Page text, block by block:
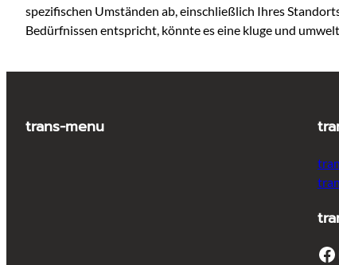
spezifischen Umständen ab, einschließlich Ihres
Bedürfnissen entspricht, könnte es eine kluge und
trans-menu
Facebook